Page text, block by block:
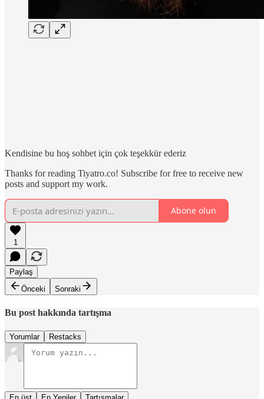
Kendisine bu hoş sohbet için çok teşekkür ederiz
Thanks for reading Tiyatro.co! Subscribe for free to receive new
posts and support my work.
Abone olun
1
Paylaş
Önceki
Sonraki
Bu post hakkında tartışma
Yorumlar Restacks